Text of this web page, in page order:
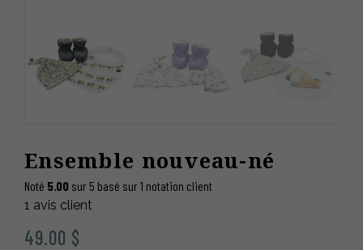
Ensemble nouveau-né
Noté 5.00 sur 5 basé sur1 notation client
1 avis client
49.00 $